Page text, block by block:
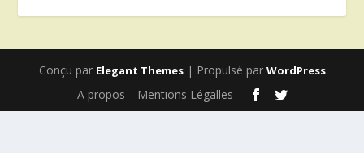
Conçu par Elegant Themes| Propulsé par WordPress
A propos Mentions Légalles